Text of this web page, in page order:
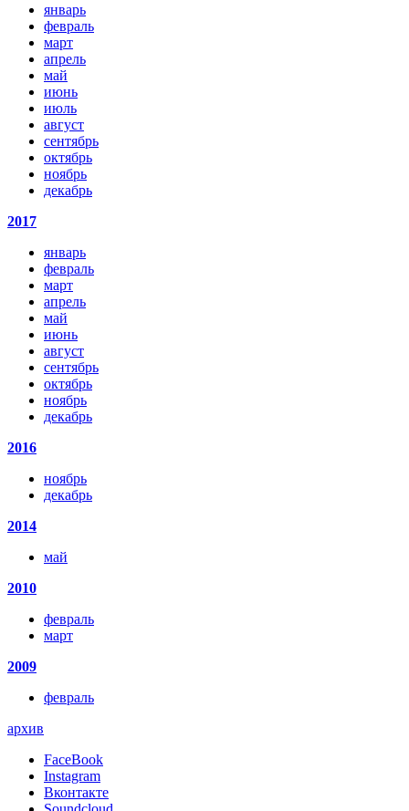
январь
февраль
март
апрель
май
июнь
июль
август
сентябрь
октябрь
ноябрь
декабрь
2017
январь
февраль
март
апрель
май
июнь
август
сентябрь
октябрь
ноябрь
декабрь
2016
ноябрь
декабрь
2014
май
2010
февраль
март
2009
февраль
архив
FaceBook
Instagram
Вконтакте